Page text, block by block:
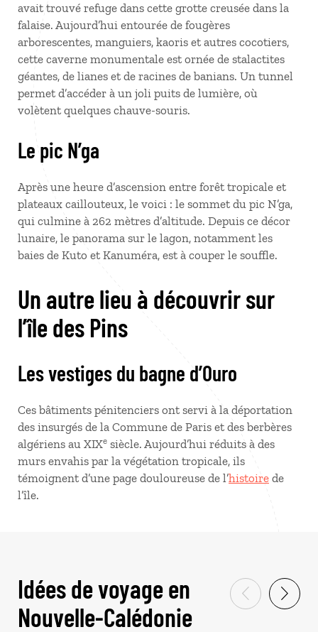
avait trouvé refuge dans cette grotte creusée dans la
falaise. Aujourd’hui entourée de fougères
arborescentes, manguiers, kaoris et autres cocotiers,
cette caverne monumentale est ornée de stalactites
géantes, de lianes et de racines de banians. Un tunnel
permet d’accéder à un joli puits de lumière, où
volètent quelques chauve-souris.
Le pic N’ga
Après une heure d’ascension entre forêt tropicale et
plateaux caillouteux, le voici : le sommet du pic N’ga,
qui culmine à 262 mètres d’altitude. Depuis ce décor
lunaire, le panorama sur le lagon, notamment les
baies de Kuto et Kanuméra, est à couper le souffle.
Un autre lieu à découvrir sur
l’île des Pins
Les vestiges du bagne d’Ouro
Ces bâtiments pénitenciers ont servi à la déportation
des insurgés de la Commune de Paris et des berbères
algériens au XIXe siècle. Aujourd’hui réduits à des
murs envahis par la végétation tropicale, ils
témoignent d’une page douloureuse de l’histoire de
l’île.
Idées de voyage en
Nouvelle-Calédonie